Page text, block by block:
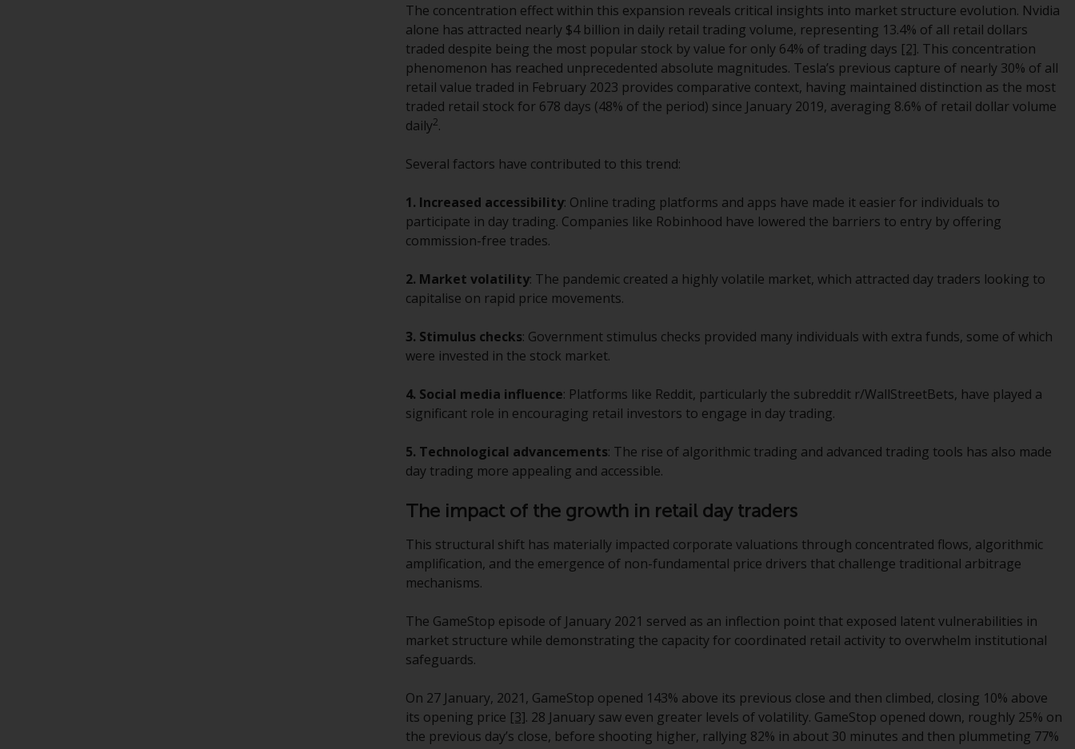
verpflichtet, sich über solche
Einschränkungen zu informieren und diese
zu beachten. Auf dieser Website erwähnte
Produkte oder Dienstleistungen sind nur für
den Vertrieb in jenen Gerichtsbarkeiten
bestimmt, in denen und an diejenigen
Informationen für Anleger in der Schweiz
für kollektive Kapitalanlagen, die von RWC
werden (die „von Redwheel verwalteten
Fonds“). Einige der von Redwheel verwalteten
wird, wurden nicht von der Eidgenössischen
Anlegerschutz nach dem Bundesgesetz über
2006 («KAG») oder Aufsicht durch die FINMA.
Redwheel-verwaltete Fonds, die nicht von
von Artikel 10 Absatz 1 angeboten werden. 3
und Abs. 3ter KAG („Qualifizierte Anleger“).
Fonds in der Schweiz ist FIRST
INDEPENDENT FUND SERVICES LTD,
Feldeggstrasse 12, CH-8008 Zürich. Zahlstelle
The concentration effect within this expansion reveals critical insights into market structure evolution. Nvidia
alone has attracted nearly $4 billion in daily retail trading volume, representing 13.4% of all retail dollars
traded despite being the most popular stock by value for only 64% of trading days [2]. This concentration
phenomenon has reached unprecedented absolute magnitudes. Tesla’s previous capture of nearly 30% of all
retail value traded in February 2023 provides comparative context, having maintained distinction as the most
traded retail stock for 678 days (48% of the period) since January 2019, averaging 8.6% of retail dollar volume
daily2.
Several factors have contributed to this trend:
1. Increased accessibility: Online trading platforms and apps have made it easier for individuals to
participate in day trading. Companies like Robinhood have lowered the barriers to entry by offering
commission-free trades.
2. Market volatility: The pandemic created a highly volatile market, which attracted day traders looking to
capitalise on rapid price movements.
3. Stimulus checks: Government stimulus checks provided many individuals with extra funds, some of which
were invested in the stock market.
4. Social media influence: Platforms like Reddit, particularly the subreddit r/WallStreetBets, have played a
significant role in encouraging retail investors to engage in day trading.
5. Technological advancements: The rise of algorithmic trading and advanced trading tools has also made
day trading more appealing and accessible.
The impact of the growth in retail day traders
This structural shift has materially impacted corporate valuations through concentrated flows, algorithmic
amplification, and the emergence of non-fundamental price drivers that challenge traditional arbitrage
mechanisms.
The GameStop episode of January 2021 served as an inflection point that exposed latent vulnerabilities in
market structure while demonstrating the capacity for coordinated retail activity to overwhelm institutional
safeguards.
On 27 January, 2021, GameStop opened 143% above its previous close and then climbed, closing 10% above
its opening price [3]. 28 January saw even greater levels of volatility. GameStop opened down, roughly 25% on
the previous day’s close, before shooting higher, rallying 82% in about 30 minutes and then plummeting 77%